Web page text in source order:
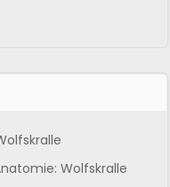
Wolfskralle